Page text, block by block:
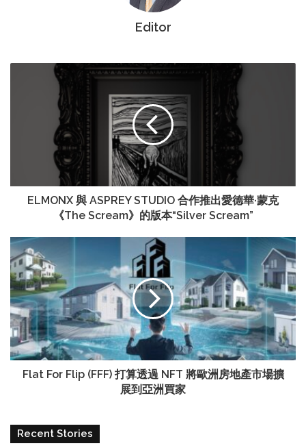
Editor
ELMONX 與 ASPREY STUDIO 合作推出愛德華·蒙克
《The Scream》的版本“Silver Scream”
Flat For Flip (FFF) 打算透過 NFT 將歐洲房地產市場擴
展到亞洲買家
Recent Stories